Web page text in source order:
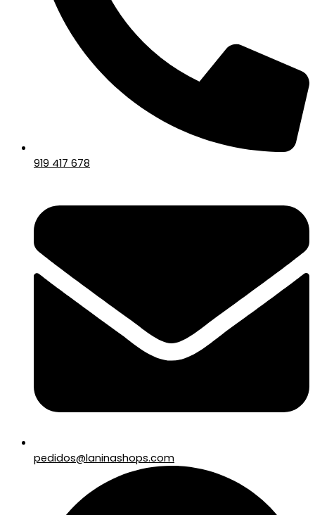
919 417 678
pedidos@laninashops.com